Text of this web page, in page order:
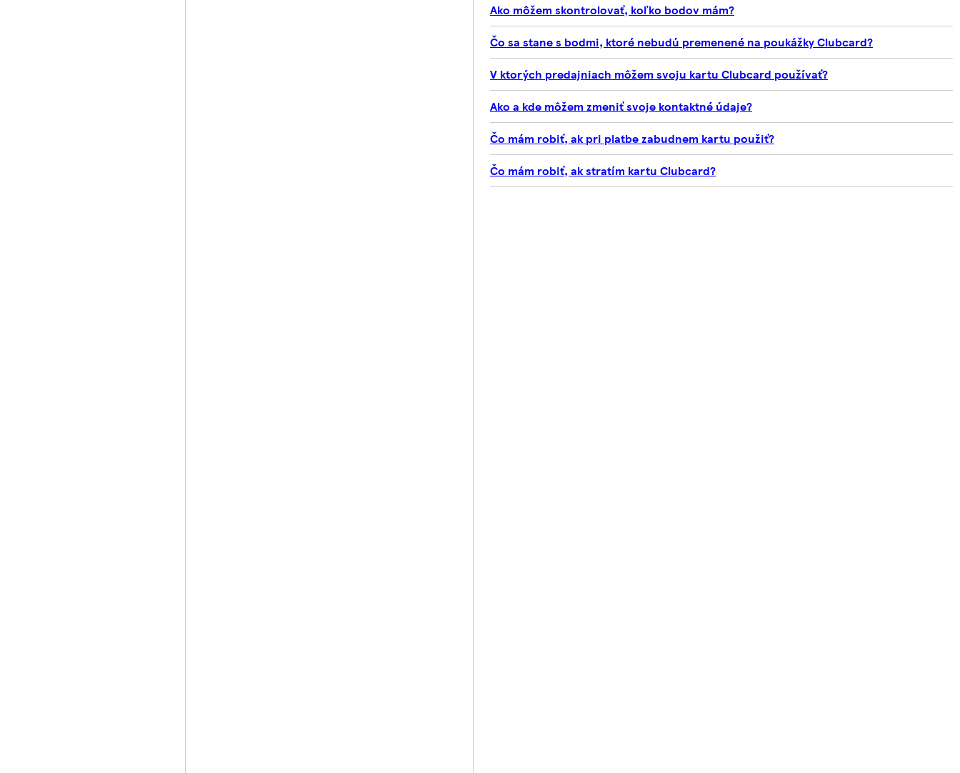
Ako môžem skontrolovať, koľko bodov mám?
Čo sa stane s bodmi, ktoré nebudú premenené na poukážky Clubcard?
V ktorých predajniach môžem svoju kartu Clubcard používať?
Ako a kde môžem zmeniť svoje kontaktné údaje?
Čo mám robiť, ak pri platbe zabudnem kartu použiť?
Čo mám robiť, ak stratím kartu Clubcard?